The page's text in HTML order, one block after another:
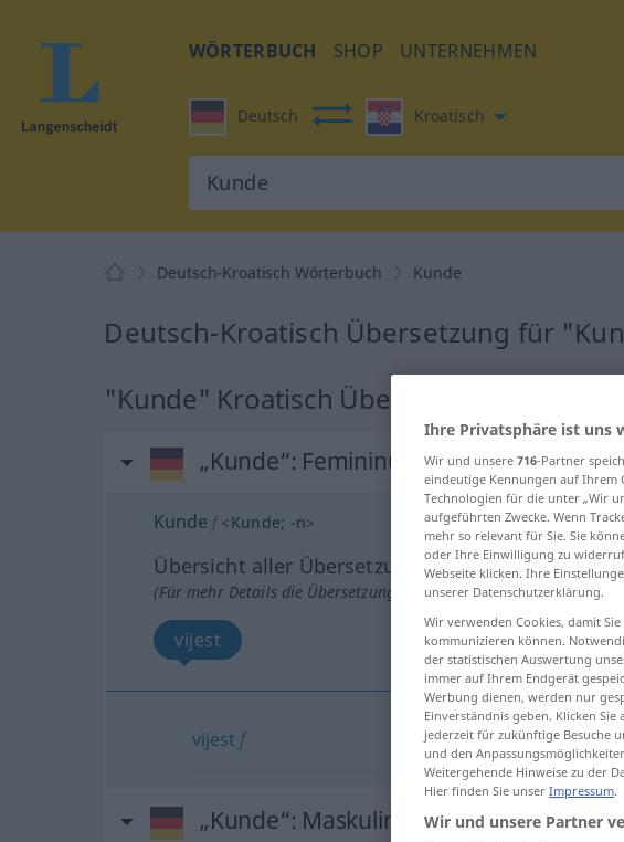
WÖRTERBUCH SHOP UNTERNEHMEN
Deutsch Kroatisch
Deutsch-Kroatisch Wörterbuch Kunde
Deutsch-Kroatisch Übersetzung für
"Kunde" Kroatisch Übersetzung
„Kunde“: Femininum
Kunde f <Kunde; -n>
Übersicht aller Übersetzungen
(Für mehr Details die Übersetzung anklicken/antippen)
vijest
vijest f
„Kunde“: Maskulinum
Ihre Privatsphäre ist uns
Wir und unsere 716-Partner
eindeutige Kennungen auf Ihrem
Technologien für die unter „Wir
aufgeführten Zwecke. Wenn
mehr so relevant für Sie. Sie
oder Ihre Einwilligung zu
Webseite klicken. Ihre
unserer Datenschutzerklärung.
Wir verwenden Cookies, damit
kommunizieren können.
der statistischen Auswertung
immer auf Ihrem Endgerät
Werbung dienen, werden nur
Einverständnis geben. Klicken
jederzeit für zukünftige Besuche
und den
Weitergehende Hinweise zu der
Hier finden Sie unser Impressum.
Wir und unsere Partner